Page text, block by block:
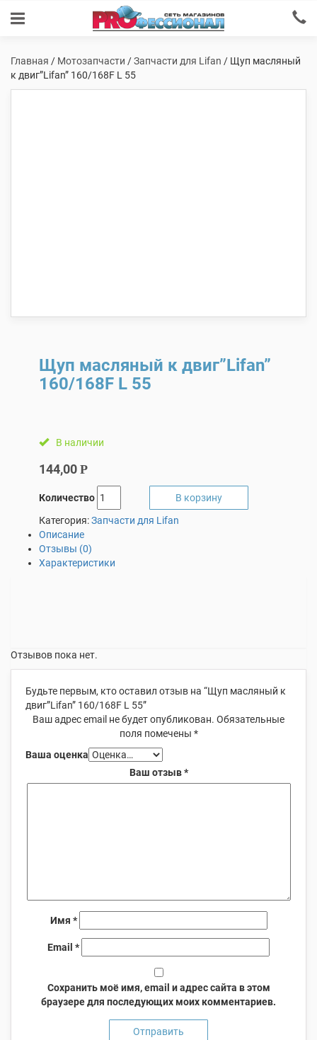
Главная / Мотозапчасти /Запчасти для Lifan / Щуп масляный
к двиг”Lifan” 160/168F L 55
Щуп масляный к двиг”Lifan”
160/168F L 55
В наличии
144,00 Р
Количество
В корзину
Категория:Запчасти для Lifan
Описание
Отзывы (0)
Характеристики
Отзывов пока нет.
Будьте первым, кто оставил отзыв на “Щуп масляный к
двиг”Lifan” 160/168F L 55”
Ваш адрес email не будет опубликован. Обязательные
поля помечены *
Ваша оценка
Ваш отзыв*
Имя *
Email *
Сохранить моё имя, email и адрес сайта в этом
браузере для последующих моих комментариев.